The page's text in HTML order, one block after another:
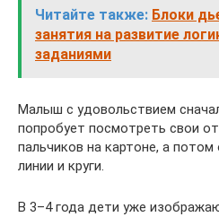
Читайте также: Блоки
занятия на развитие
заданиями
Малыш с удовольствием
попробует посмотреть свои
пальчиков на картоне, а
линии и круги.
В 3–4 года дети уже